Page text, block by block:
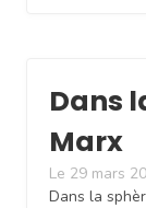
Dans
Marx
Le 29 mars
Dans la